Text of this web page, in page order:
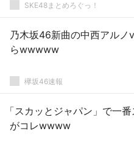
SKE48まとめろぐっ！
乃木坂46新曲の中西アルノ
らwwwww
欅坂46速報
「スカッとジャパン」で一
がコレwwww